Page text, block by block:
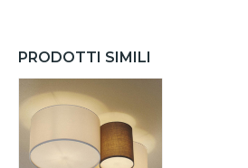
PRODOTTI SIMILI